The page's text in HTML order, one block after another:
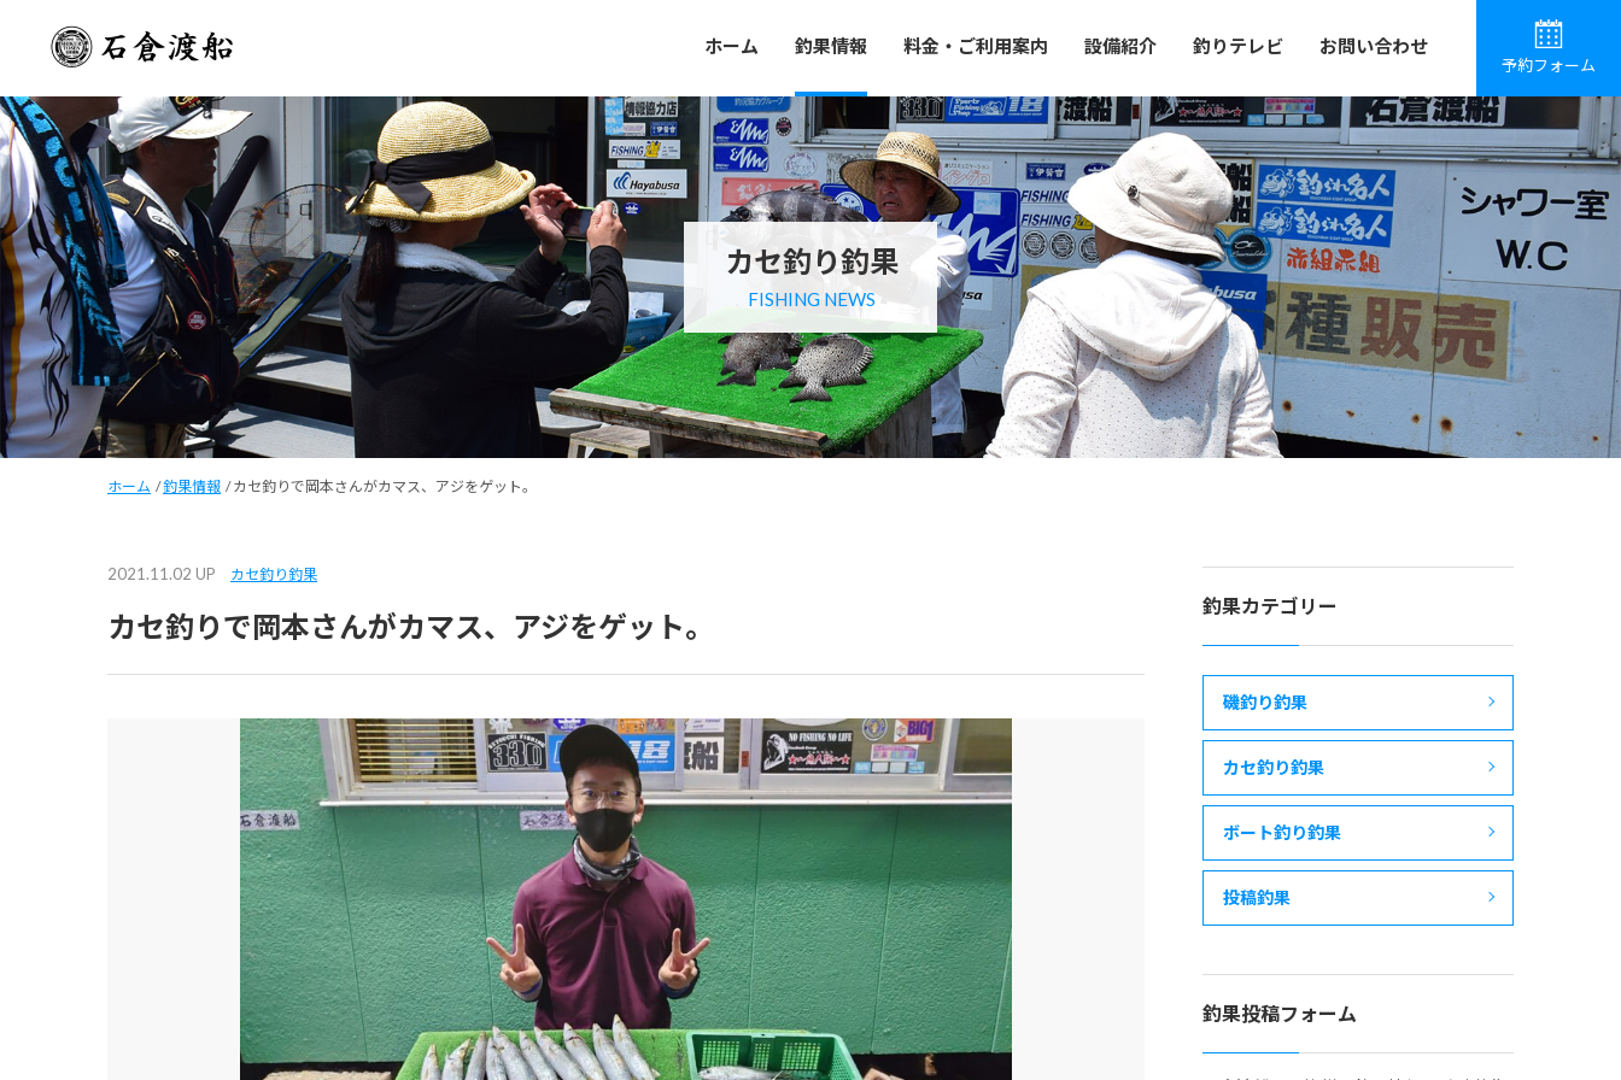
ホーム 釣果情報 料金・ご利用案内 設備紹介 釣りテレビ お問い合わせ
予約フォーム
カセ釣り釣果
FISHING NEWS
ホーム /釣果情報 /カセ釣りで岡本さんがカマス、アジをゲット。
2021.11.02 UP カセ釣り釣果
カセ釣りで岡本さんがカマス、アジをゲット。
釣果カテゴリー
磯釣り釣果
カセ釣り釣果
ボート釣り釣果
投稿釣果
釣果投稿フォーム